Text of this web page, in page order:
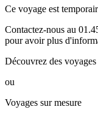
Ce voyage est
Contactez-nous au
pour avoir plus
Découvrez des
ou
Voyages sur mesure